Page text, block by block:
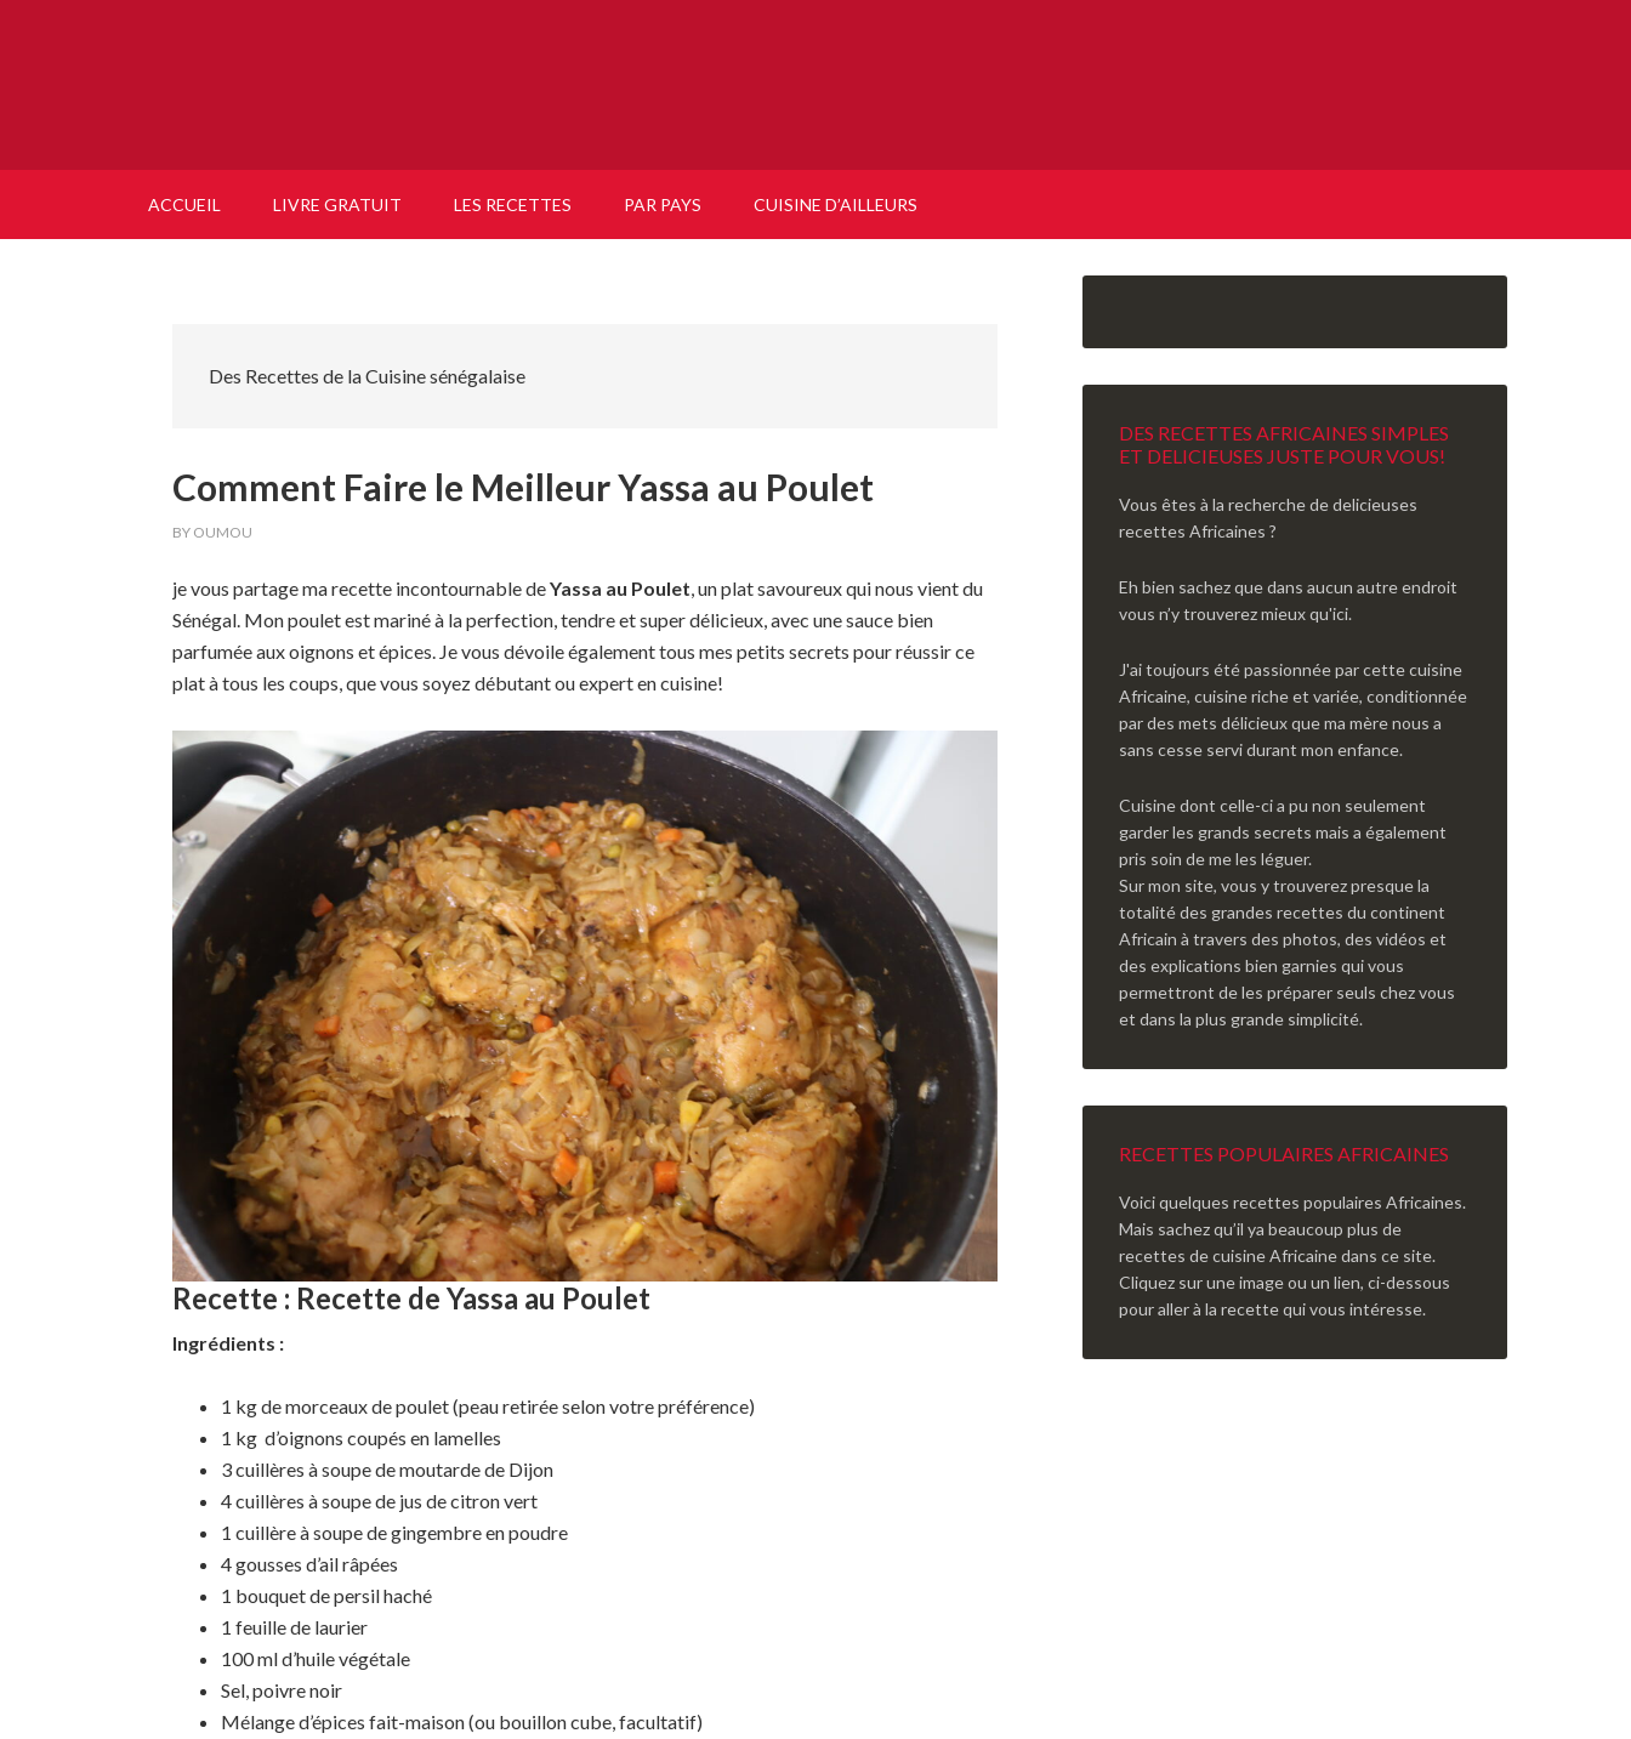
ACCUEIL LIVRE GRATUIT LES RECETTES PAR PAYS CUISINE D’AILLEURS
Des Recettes de la Cuisine sénégalaise
Comment Faire le Meilleur Yassa au Poulet
BY OUMOU
je vous partage ma recette incontournable deYassa au Poulet, un plat savoureux qui nous vient du
Sénégal. Mon poulet est mariné à la perfection, tendre et super délicieux, avec une sauce bien
parfumée aux oignons et épices. Je vous dévoile également tous mes petits secrets pour réussir ce
plat à tous les coups, que vous soyez débutant ou expert en cuisine!
Recette : Recette de Yassa au Poulet
Ingrédients :
1 kg de morceaux de poulet (peau retirée selon votre préférence)
1 kg d’oignons coupés en lamelles
3 cuillères à soupe de moutarde de Dijon
4 cuillères à soupe de jus de citron vert
1 cuillère à soupe de gingembre en poudre
4 gousses d’ail râpées
1 bouquet de persil haché
1 feuille de laurier
100 ml d’huile végétale
Sel, poivre noir
Mélange d’épices fait-maison (ou bouillon cube, facultatif)
DES RECETTES AFRICAINES SIMPLES
ET DELICIEUSES JUSTE POUR VOUS!
Vous êtes à la recherche de delicieuses
recettes Africaines ?
Eh bien sachez que dans aucun autre endroit
vous n’y trouverez mieux qu'ici.
J'ai toujours été passionnée par cette cuisine
Africaine, cuisine riche et variée, conditionnée
par des mets délicieux que ma mère nous a
sans cesse servi durant mon enfance.
Cuisine dont celle-ci a pu non seulement
garder les grands secrets mais a également
pris soin de me les léguer.
Sur mon site, vous y trouverez presque la
totalité des grandes recettes du continent
Africain à travers des photos, des vidéos et
des explications bien garnies qui vous
permettront de les préparer seuls chez vous
et dans la plus grande simplicité.
RECETTES POPULAIRES AFRICAINES
Voici quelques recettes populaires Africaines.
Mais sachez qu’il ya beaucoup plus de
recettes de cuisine Africaine dans ce site.
Cliquez sur une image ou un lien, ci-dessous
pour aller à la recette qui vous intéresse.